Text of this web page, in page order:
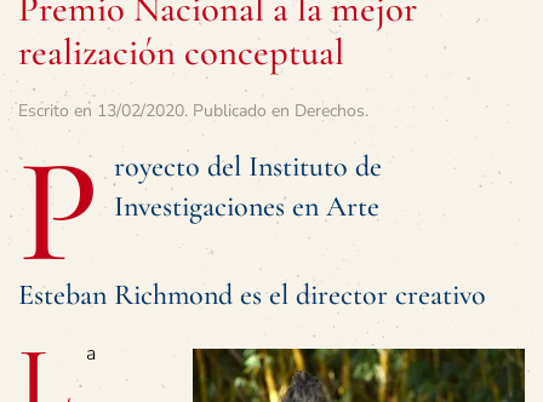
Premio Nacional a la mejor
realización conceptual
Escrito en 13/02/2020. Publicado en Derechos.
P royecto del Instituto de
Investigaciones en Arte
Esteban Richmond es el director creativo
a